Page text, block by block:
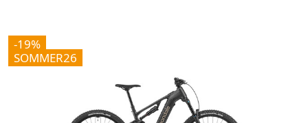
-19%
SOMMER26